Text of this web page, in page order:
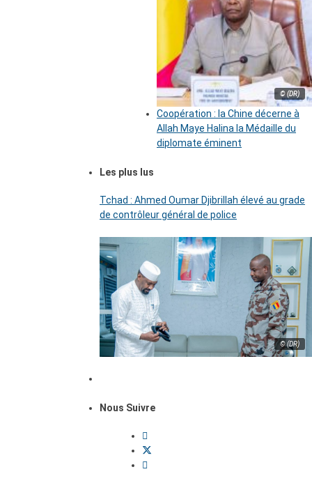
© (DR)
Coopération : la Chine décerne à
Allah Maye Halina la Médaille du
diplomate éminent
Les plus lus
Tchad : Ahmed Oumar Djibrillah élevé au grade
de contrôleur général de police
© (DR)
Nous Suivre